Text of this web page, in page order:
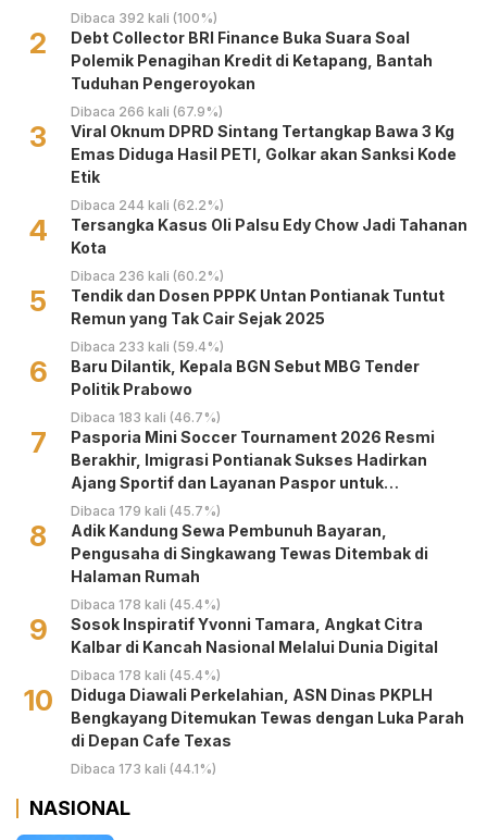
Dibaca 392 kali (100%)
2
Debt Collector BRI Finance Buka Suara Soal
Polemik Penagihan Kredit di Ketapang, Bantah
Tuduhan Pengeroyokan
Dibaca 266 kali (67.9%)
3
Viral Oknum DPRD Sintang Tertangkap Bawa 3 Kg
Emas Diduga Hasil PETI, Golkar akan Sanksi Kode
Etik
Dibaca 244 kali (62.2%)
4
Tersangka Kasus Oli Palsu Edy Chow Jadi Tahanan
Kota
Dibaca 236 kali (60.2%)
5
Tendik dan Dosen PPPK Untan Pontianak Tuntut
Remun yang Tak Cair Sejak 2025
Dibaca 233 kali (59.4%)
6
Baru Dilantik, Kepala BGN Sebut MBG Tender
Politik Prabowo
Dibaca 183 kali (46.7%)
7
Pasporia Mini Soccer Tournament 2026 Resmi
Berakhir, Imigrasi Pontianak Sukses Hadirkan
Ajang Sportif dan Layanan Paspor untuk
Masyarakat
Dibaca 179 kali (45.7%)
8
Adik Kandung Sewa Pembunuh Bayaran,
Pengusaha di Singkawang Tewas Ditembak di
Halaman Rumah
Dibaca 178 kali (45.4%)
9
‎Sosok Inspiratif Yvonni Tamara, Angkat Citra
Kalbar di Kancah Nasional Melalui Dunia Digital ‎
Dibaca 178 kali (45.4%)
10
Diduga Diawali Perkelahian, ASN Dinas PKPLH
Bengkayang Ditemukan Tewas dengan Luka Parah
di Depan Cafe Texas
Dibaca 173 kali (44.1%)
NASIONAL